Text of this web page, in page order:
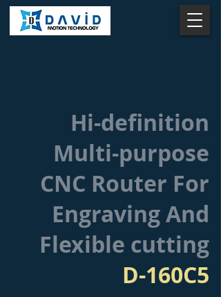
Hi-definition
Multi-purpose
CNC Router For
Engraving And
Flexible cutting
D-160C5